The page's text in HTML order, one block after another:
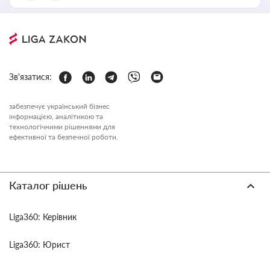
Зв'язатися:
забезпечує український бізнес
інформацією, аналітикою та
технологічними рішеннями для
ефективної та безпечної роботи.
Каталог рішень
Liga360: Керівник
Liga360: Юрист